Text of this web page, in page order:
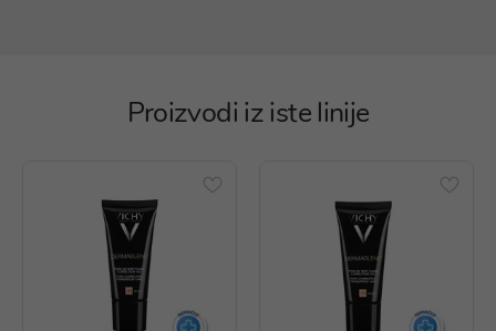
Proizvodi iz iste linije